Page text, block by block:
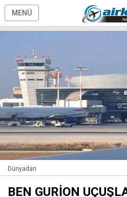
MENÜ
Dünyadan
BEN GURİON